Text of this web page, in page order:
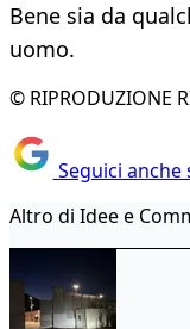
Bene sia da
uomo.
© RIPRODUZIONE
Seguici anche
Altro di Idee e